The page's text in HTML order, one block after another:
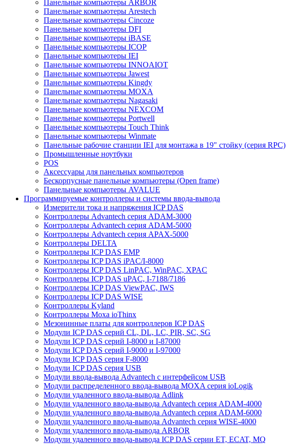
Панельные компьютеры ARBOR
Панельные компьютеры Arestech
Панельные компьютеры Cincoze
Панельные компьютеры DFI
Панельные компьютеры iBASE
Панельные компьютеры ICOP
Панельные компьютеры IEI
Панельные компьютеры INNOAIOT
Панельные компьютеры Jawest
Панельные компьютеры Kingdy
Панельные компьютеры MOXA
Панельные компьютеры Nagasaki
Панельные компьютеры NEXCOM
Панельные компьютеры Portwell
Панельные компьютеры Touch Think
Панельные компьютеры Winmate
Панельные рабочие станции IEI для монтажа в 19" стойку (серия RPC)
Промышленные ноутбуки
POS
Аксессуары для панельных компьютеров
Бескорпусные панельные компьютеры (Open frame)
Панельные компьютеры AVALUE
Программируемые контроллеры и системы ввода-вывода
Измерители тока и напряжения ICP DAS
Контроллеры Advantech серия ADAM-3000
Контроллеры Advantech серия ADAM-5000
Контроллеры Advantech серия APAX-5000
Контроллеры DELTA
Контроллеры ICP DAS EMP
Контроллеры ICP DAS iPAC/I-8000
Контроллеры ICP DAS LinPAC, WinPAC, XPAC
Контроллеры ICP DAS uPAC, I-7188/7186
Контроллеры ICP DAS ViewPAC, IWS
Контроллеры ICP DAS WISE
Контроллеры Kyland
Контроллеры Moxa ioThinx
Мезонинные платы для контроллеров ICP DAS
Модули ICP DAS серий CL, DL, LC, PIR, SC, SG
Модули ICP DAS серий I-8000 и I-87000
Модули ICP DAS серий I-9000 и I-97000
Модули ICP DAS серия F-8000
Модули ICP DAS серия USB
Модули ввода-вывода Advantech с интерфейсом USB
Модули распределенного ввода-вывода MOXA серия ioLogik
Модули удаленного ввода-вывода Adlink
Модули удаленного ввода-вывода Advantech серия ADAM-4000
Модули удаленного ввода-вывода Advantech серия ADAM-6000
Модули удаленного ввода-вывода Advantech серия WISE-4000
Модули удаленного ввода-вывода ARBOR
Модули удаленного ввода-вывода ICP DAS серии ET, ECAT, MQ